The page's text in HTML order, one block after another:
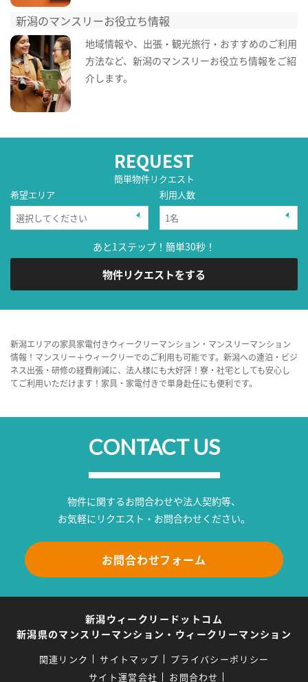
新潟のマンスリーお役立ち情報
地域情報や、出張・観光旅行・おすすめのご利用
方法など、新潟のマンスリーお役立ち情報をご紹
介します。
REQUEST
簡単物件リクエスト
希望エリア
利用人数
あと1ステップ！簡単30秒！
物件リクエストをする
新潟エリアの家具家電付きウィークリーマンション・マンスリーマンション
情報！マンスリー＋ウィークリーでのご利用も可能です。新潟への連泊・ビジ
ネス出張・研修の経費削減に、法人様にも大好評！寮・社宅としても安心し
てご利用いただけます！家具・家電付きで単身赴任にも便利です。
CONTACT US
物件に関するお問合わせや法人契約等、
お気軽にリクエスト・お問合わせください。
お問合わせフォーム
新潟ウィークリードットコム
新潟県のマンスリーマンション・ウィークリーマンション
関連リンク サイトマップ
プライバシーポリシー
サイト運営会社
お問合わせ